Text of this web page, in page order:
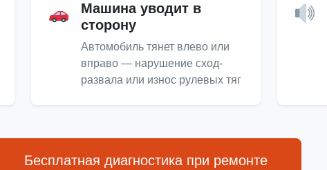
Машина уводит в
сторону
Автомобиль тянет влево или
вправо — нарушение сход-
развала или износ рулевых тяг
Бесплатная диагностика при ремонте